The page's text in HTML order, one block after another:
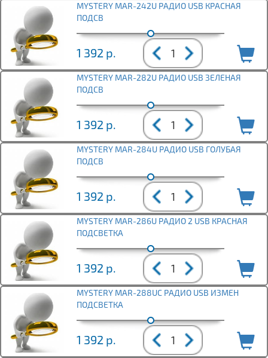
MYSTERY MAR-242U РАДИО USB КРАСНАЯ
ПОДСВ
1 392 р.
MYSTERY MAR-282U РАДИО USB ЗЕЛЕНАЯ
ПОДСВ
1 392 р.
MYSTERY MAR-284U РАДИО USB ГОЛУБАЯ
ПОДСВ
1 392 р.
MYSTERY MAR-286U РАДИО 2 USB КРАСНАЯ
ПОДСВЕТКА
1 392 р.
MYSTERY MAR-288UC РАДИО USB ИЗМЕН
ПОДСВЕТКА
1 392 р.